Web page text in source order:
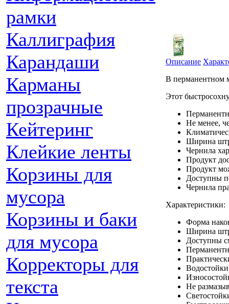
рамки
Каллиграфия
Карандаши
Карманы
прозрачные
Кейтеринг
Клейкие ленты
Корзины для
мусора
Корзины и баки
для мусора
Корректоры для
текста
Описание
В перманентном
Этот
Не менее,
Ширина
Чернила
Продукт
Продукт
Доступны
Чернила
Характеристики:
Форма
Ширина
Доступны
Не